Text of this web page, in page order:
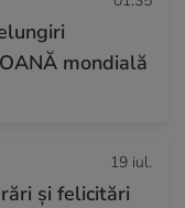
mondială
19 iul.
și felicitări